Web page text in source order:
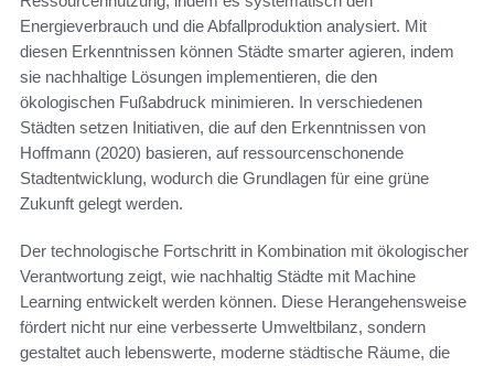
Energieverbrauch und die Abfallproduktion analysiert. Mit
diesen Erkenntnissen können Städte smarter agieren, indem
sie nachhaltige Lösungen implementieren, die den
ökologischen Fußabdruck minimieren. In verschiedenen
Städten setzen Initiativen, die auf den Erkenntnissen von
Hoffmann (2020) basieren, auf ressourcenschonende
Stadtentwicklung, wodurch die Grundlagen für eine grüne
Zukunft gelegt werden.
Der technologische Fortschritt in Kombination mit ökologischer
Verantwortung zeigt, wie nachhaltig Städte mit Machine
Learning entwickelt werden können. Diese Herangehensweise
fördert nicht nur eine verbesserte Umweltbilanz, sondern
gestaltet auch lebenswerte, moderne städtische Räume, die